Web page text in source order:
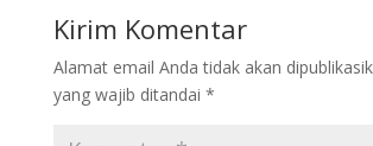
Kirim Komentar
Alamat email Anda tidak akan
yang wajib ditandai *